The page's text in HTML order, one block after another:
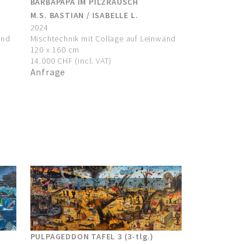
M.S. BASTIAN / ISABELLE L.
2024
Mischtechnik mit Collage auf Leinwand
120 x 160 cm
14.000 CHF (incl. VAT)
Anfrage
PULPAGEDDON TAFEL 3 (3-tlg.)